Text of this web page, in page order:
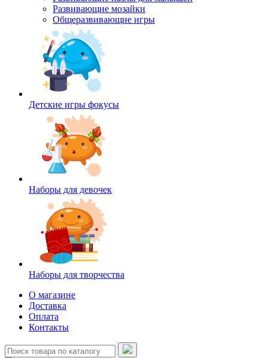
Развивающие мозайки
Общеразвивающие игры
Детские игры фокусы
Наборы для девочек
Наборы для творчества
О магазине
Доставка
Оплата
Контакты